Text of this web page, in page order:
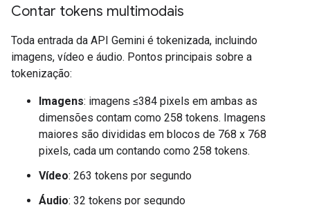
Contar tokens multimodais
Toda entrada da API Gemini é tokenizada, incluindo
imagens, vídeo e áudio. Pontos principais sobre a
tokenização:
Imagens: imagens ≤384 pixels em ambas as
dimensões contam como 258 tokens. Imagens
maiores são divididas em blocos de 768 x 768
pixels, cada um contando como 258 tokens.
Vídeo: 263 tokens por segundo
Áudio: 32 tokens por segundo